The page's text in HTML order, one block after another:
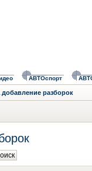
АВТОспорт
добавление разборок